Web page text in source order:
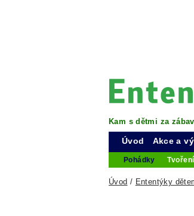
Kam s dětmi za
Úvod Akce a
Pohádky
Úvod / Ententýky